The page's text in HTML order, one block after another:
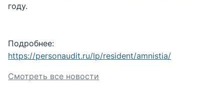
году.
Подробнее:
https://personaudit.ru/lp/resident/amnistia/
Смотреть все новости